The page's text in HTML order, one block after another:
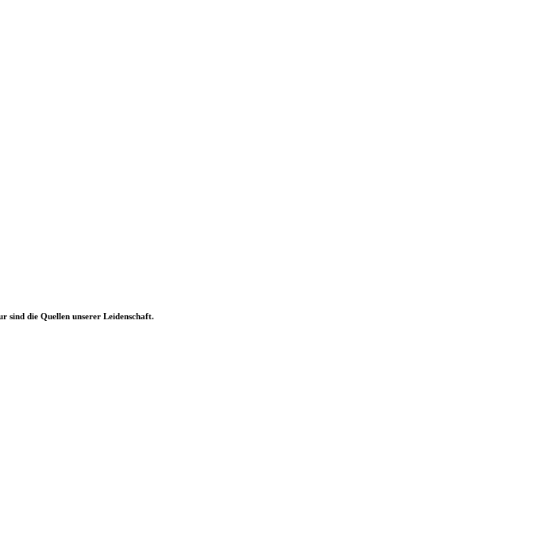
sind die Quellen unserer Leidenschaft.